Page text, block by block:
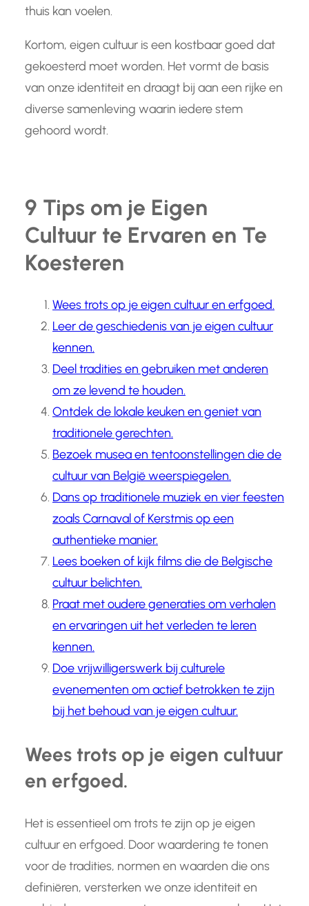
thuis kan voelen.
Kortom, eigen cultuur is een kostbaar goed dat
gekoesterd moet worden. Het vormt de basis
van onze identiteit en draagt bij aan een rijke en
diverse samenleving waarin iedere stem
gehoord wordt.
9 Tips om je Eigen
Cultuur te Ervaren en Te
Koesteren
Wees trots op je eigen cultuur en erfgoed.
Leer de geschiedenis van je eigen cultuur
kennen.
Deel tradities en gebruiken met anderen
om ze levend te houden.
Ontdek de lokale keuken en geniet van
traditionele gerechten.
Bezoek musea en tentoonstellingen die de
cultuur van België weerspiegelen.
Dans op traditionele muziek en vier feesten
zoals Carnaval of Kerstmis op een
authentieke manier.
Lees boeken of kijk films die de Belgische
cultuur belichten.
Praat met oudere generaties om verhalen
en ervaringen uit het verleden te leren
kennen.
Doe vrijwilligerswerk bij culturele
evenementen om actief betrokken te zijn
bij het behoud van je eigen cultuur.
Wees trots op je eigen cultuur
en erfgoed.
Het is essentieel om trots te zijn op je eigen
cultuur en erfgoed. Door waardering te tonen
voor de tradities, normen en waarden die ons
definiëren, versterken we onze identiteit en